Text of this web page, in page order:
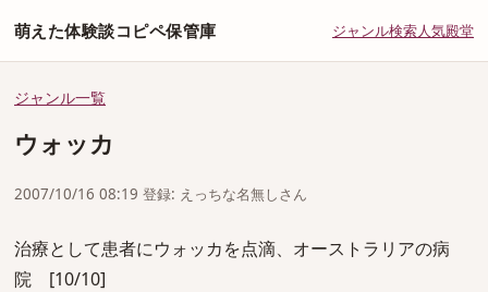
萌えた体験談コピペ保管庫 ジャンル検索人気殿堂
ジャンル一覧
ウォッカ
2007/10/16 08:19 登録: えっちな名無しさん
治療として患者にウォッカを点滴、オーストラリアの病
院 [10/10]